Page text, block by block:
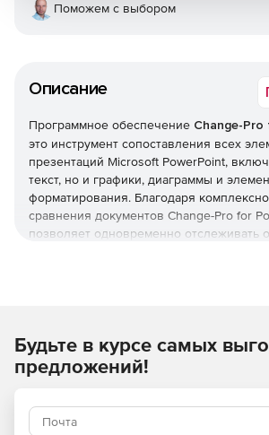
Описание
Программное обеспечение Change-
это инструмент сопоставления всех
презентаций Microsoft PowerPoint,
текст, но и графики, диаграммы и
форматирования. Благодаря
сравнения документов Change-Pro for
позволяет одновременно отслеживать
Характеристики
Поможем с выбором
Будьте в курсе самых
предложений!